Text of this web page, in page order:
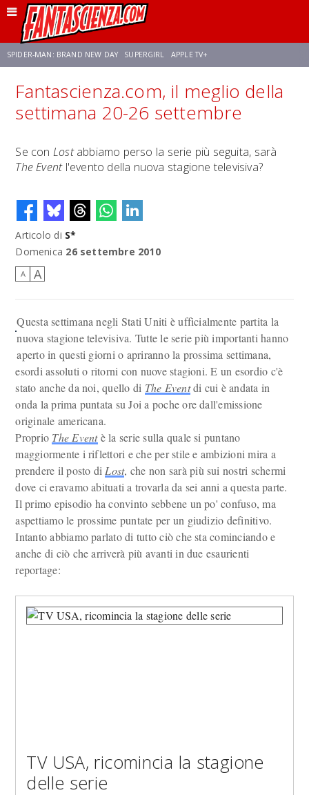
SPIDER-MAN: BRAND NEW DAY SUPERGIRL APPLE TV+
FRANCO RICCIARDIELLO ZENDAYA STAR TREK AVENGERS: DOOMSDAY
Fantascienza.com, il meglio della
settimana 20-26 settembre
Se con Lostabbiamo perso la serie più seguita, sarà
The Eventl'evento della nuova stagione televisiva?
Articolo di S*
Domenica 26 settembre 2010
A A
Questa settimana negli Stati Uniti è ufficialmente partita la
nuova stagione televisiva. Tutte le serie più importanti hanno
aperto in questi giorni o apriranno la prossima settimana,
esordi assoluti o ritorni con nuove stagioni. E un esordio c'è
stato anche da noi, quello di The Eventdi cui è andata in
onda la prima puntata su Joi a poche ore dall'emissione
originale americana.
Proprio The Eventè la serie sulla quale si puntano
maggiormente i riflettori e che per stile e ambizioni mira a
prendere il posto di Lost, che non sarà più sui nostri schermi
dove ci eravamo abituati a trovarla da sei anni a questa parte.
Il primo episodio ha convinto sebbene un po' confuso, ma
aspettiamo le prossime puntate per un giudizio definitivo.
Intanto abbiamo parlato di tutto ciò che sta cominciando e
anche di ciò che arriverà più avanti in due esaurienti
reportage:
TV USA, ricomincia la stagione
delle serie